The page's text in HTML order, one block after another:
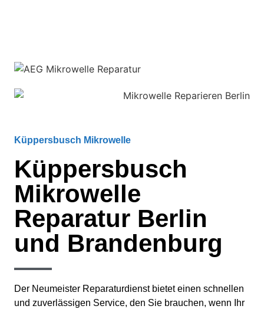
Küppersbusch Mikrowelle
Küppersbusch
Mikrowelle
Reparatur Berlin
und Brandenburg
Der Neumeister Reparaturdienst bietet einen schnellen
und zuverlässigen Service, den Sie brauchen, wenn Ihr